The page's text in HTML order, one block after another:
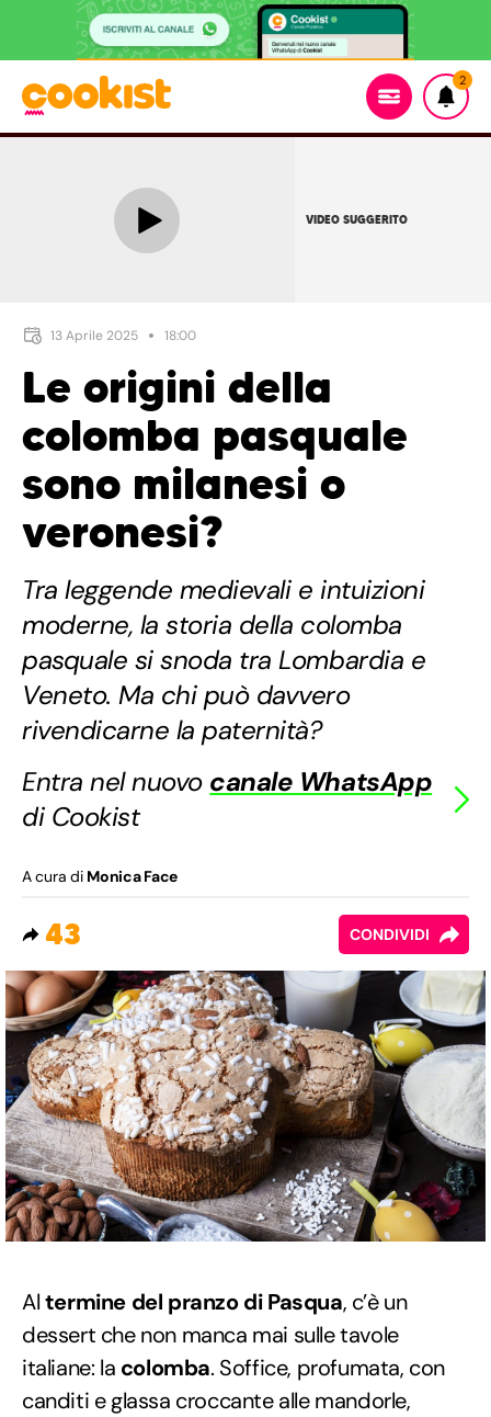
2
VIDEO SUGGERITO
13 Aprile 2025 18:00
Le origini della
colomba pasquale
sono milanesi o
veronesi?
Tra leggende medievali e intuizioni
moderne, la storia della colomba
pasquale si snoda tra Lombardia e
Veneto. Ma chi può davvero
rivendicarne la paternità?
Entra nel nuovo canale WhatsApp
di Cookist
A cura di Monica Face
43 CONDIVIDI
Altermine del pranzo di Pasqua, c’è un
dessert che non manca mai sulle tavole
italiane: la colomba. Soffice, profumata, con
canditi e glassa croccante alle mandorle,